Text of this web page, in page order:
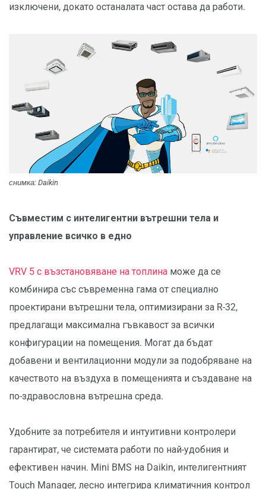
изключени, докато останалата част остава да работи.
снимка: Daikin
Съвместим с интелигентни вътрешни тела и
управление всичко в едно
VRV 5 с възстановяване на топлина може да се
комбинира със съвременна гама от специално
проектирани вътрешни тела, оптимизирани за R-32,
предлагащи максимална гъвкавост за всички
конфигурации на помещения. Могат да бъдат
добавени и вентилационни модули за подобряване на
качеството на въздуха в помещенията и създаване на
по-здравословна вътрешна среда.
Удобните за потребителя и интуитивни контролери
гарантират, че системата работи по най-удобния и
ефективен начин. Mini BMS на Daikin, интелигентният
Touch Manager, лесно интегрира климатичния контрол